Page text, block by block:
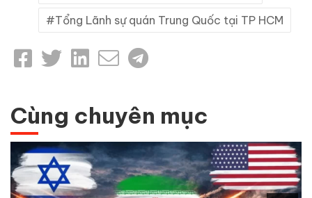
Tổng Lãnh sự quán Trung Quốc tại TP HCM
Cùng chuyên mục